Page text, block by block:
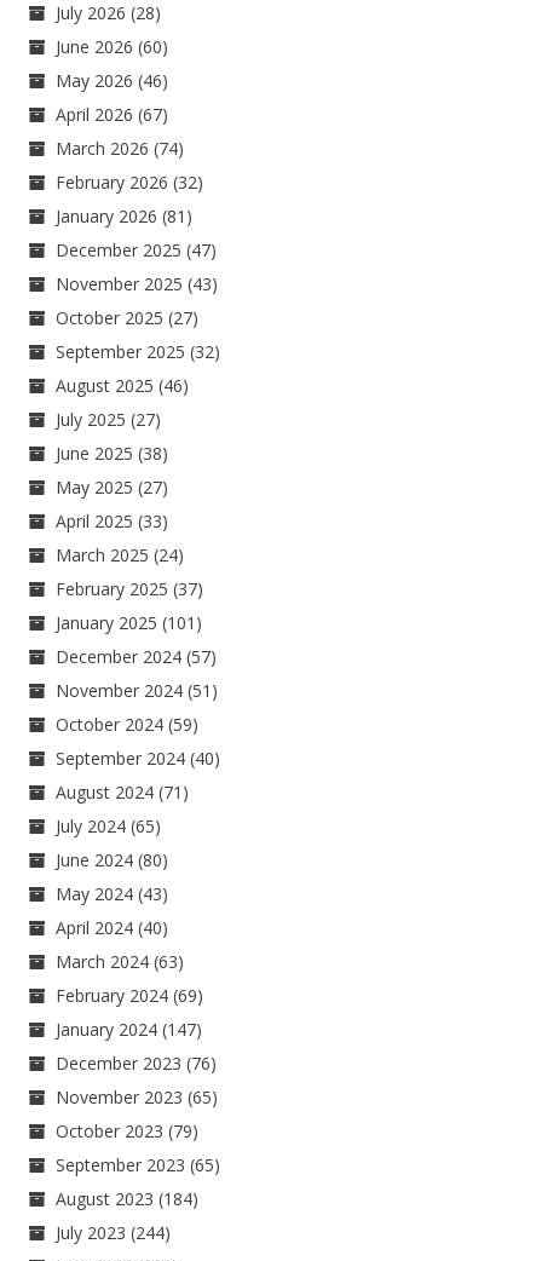
July 2026 (28)
June 2026 (60)
May 2026 (46)
April 2026 (67)
March 2026 (74)
February 2026 (32)
January 2026 (81)
December 2025 (47)
November 2025 (43)
October 2025 (27)
September 2025 (32)
August 2025 (46)
July 2025 (27)
June 2025 (38)
May 2025 (27)
April 2025 (33)
March 2025 (24)
February 2025 (37)
January 2025 (101)
December 2024 (57)
November 2024 (51)
October 2024 (59)
September 2024 (40)
August 2024 (71)
July 2024 (65)
June 2024 (80)
May 2024 (43)
April 2024 (40)
March 2024 (63)
February 2024 (69)
January 2024 (147)
December 2023 (76)
November 2023 (65)
October 2023 (79)
September 2023 (65)
August 2023 (184)
July 2023 (244)